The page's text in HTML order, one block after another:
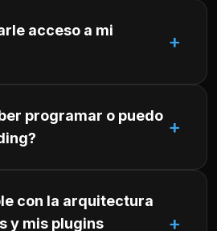
acceso a mi
programar o puedo
con la arquitectura
y mis plugins